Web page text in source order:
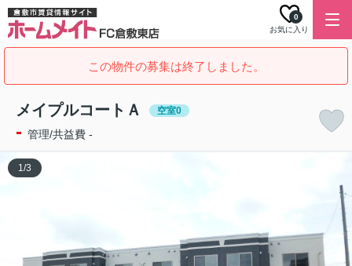
お気に入り
0
この物件の募集は終了しました。
メイプルコートＡ 空室0
- 管理/共益費 -
1/3